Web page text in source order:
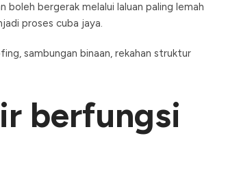
boleh bergerak melalui laluan paling lemah
proses cuba jaya.
sambungan binaan, rekahan struktur
berfungsi